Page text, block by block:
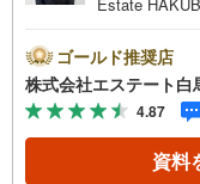
れも楽。・
可。・地蔵公
尾井戸木郵便
層住居専用地
ns----◇白馬
能等級5・省
ゴールド推奨店
株式会社エステート白
4.87
資料